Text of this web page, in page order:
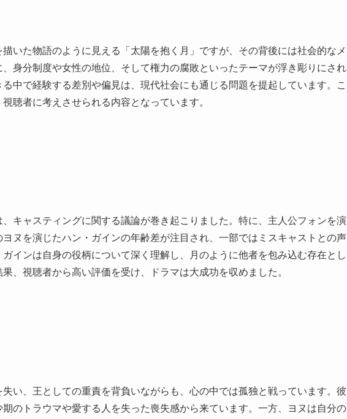
いた物語のように見える「太陽を抱く月」ですが、その背後には社会的なメ
身分制度や女性の地位、そして権力の腐敗といったテーマが浮き彫りにされ
中で経験する差別や偏見は、現代社会にも通じる問題を提起しています。こ
聴者に考えさせられる内容となっています。
、キャスティングに関する議論が巻き起こりました。特に、主人公フォンを演
ヌを演じたハン・ガインの年齢差が注目され、一部ではミスキャストとの声
インは自身の役柄について深く理解し、月のように他者を包み込む存在とし
、視聴者から高い評価を受け、ドラマは大成功を収めました。
い、王としての重責を背負いながらも、心の中では孤独と戦っています。彼
のトラウマや愛する人を失った喪失感から来ています。一方、ヨヌは自分の